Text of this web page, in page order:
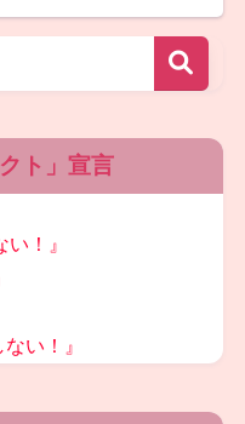
ト」宣言
い！』
い！』